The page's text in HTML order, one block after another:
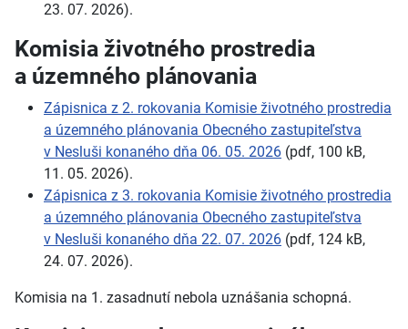
23. 07. 2026).
Komisia životného prostredia
a územného plánovania
Zápisnica z 2. rokovania Komisie životného prostredia
a územného plánovania Obecného zastupiteľstva
v Nesluši konaného dňa 06. 05. 2026 (pdf, 100 kB,
11. 05. 2026).
Zápisnica z 3. rokovania Komisie životného prostredia
a územného plánovania Obecného zastupiteľstva
v Nesluši konaného dňa 22. 07. 2026 (pdf, 124 kB,
24. 07. 2026).
Komisia na 1. zasadnutí nebola uznášania schopná.